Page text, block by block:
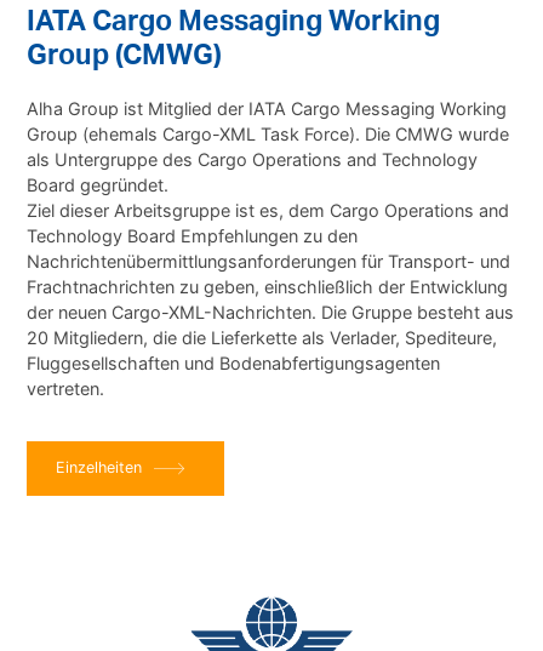
IATA Cargo Messaging Working
Group (CMWG)
Alha Group ist Mitglied der IATA Cargo Messaging Working
Group (ehemals Cargo-XML Task Force). Die CMWG wurde
als Untergruppe des Cargo Operations and Technology
Board gegründet.
Ziel dieser Arbeitsgruppe ist es, dem Cargo Operations and
Technology Board Empfehlungen zu den
Nachrichtenübermittlungsanforderungen für Transport- und
Frachtnachrichten zu geben, einschließlich der Entwicklung
der neuen Cargo-XML-Nachrichten. Die Gruppe besteht aus
20 Mitgliedern, die die Lieferkette als Verlader, Spediteure,
Fluggesellschaften und Bodenabfertigungsagenten
vertreten.
Einzelheiten